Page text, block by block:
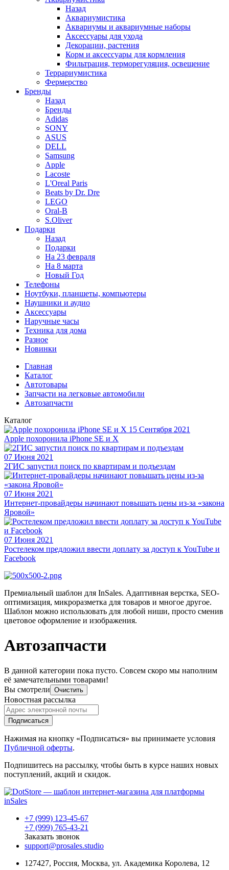
Назад
Аквариумистика
Аквариумы и аквариумные наборы
Аксессуары для ухода
Декорации, растения
Корм и аксессуары для кормления
Фильтрация, терморегуляция, освещение
Террариумистика
Фермерство
Бренды
Назад
Бренды
Adidas
SONY
ASUS
DELL
Samsung
Apple
Lacoste
L'Oreal Paris
Beats by Dr. Dre
LEGO
Oral-B
S.Oliver
Подарки
Назад
Подарки
На 23 февраля
На 8 марта
Новый Год
Телефоны
Ноутбуки, планшеты, компьютеры
Наушники и аудио
Аксессуары
Наручные часы
Техника для дома
Разное
Новинки
Главная
Каталог
Автотовары
Запчасти на легковые автомобили
Автозапчасти
Каталог
15 Сентября 2021
Apple похоронила iPhone SE и X
07 Июня 2021
2ГИС запустил поиск по квартирам и подъездам
07 Июня 2021
Интернет-провайдеры начинают повышать цены из-за «закона
Яровой»
07 Июня 2021
Ростелеком предложил ввести доплату за доступ к YouTube и
Facebook
Премиальный шаблон для InSales. Адаптивная верстка, SEO-
оптимизация, микроразметка для товаров и многое другое.
Шаблон можно использовать для любой ниши, просто сменив
цветовое оформление и изображения.
Автозапчасти
В данной категории пока пусто. Совсем скоро мы наполним
её замечательными товарами!
Вы смотрели Очистить
Новостная рассылка
Подписаться
Нажимая на кнопку «Подписаться» вы принимаете условия
Публичной оферты.
Подпишитесь на рассылку, чтобы быть в курсе наших новых
поступлений, акций и скидок.
+7 (999) 123-45-67
+7 (999) 765-43-21
Заказать звонок
support@prosales.studio
127427, Россия, Москва, ул. Академика Королева, 12